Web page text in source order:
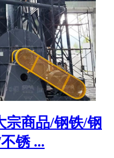
宗商品/钢铁/钢
锈 ...